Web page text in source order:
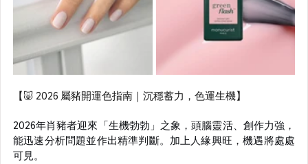
【🐷 2026 屬豬開運色指南｜沉穩蓄力，色運生機】
2026年肖豬者迎來「生機勃勃」之象，頭腦靈活、創作力強，
能迅速分析問題並作出精準判斷。加上人緣興旺，機遇將處處
可見。